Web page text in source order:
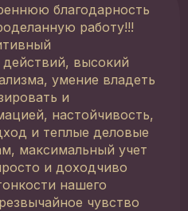
благодарность
работу!!!
действий, высокий
умение владеть
и
настойчивость,
и теплые деловые
максимальный учет
и доходчиво
нашего
чувство